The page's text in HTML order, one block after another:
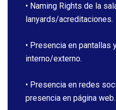
• Naming Rights de la
lanyards/acreditaciones.
• Presencia en pantallas
interno/externo.
• Presencia en redes
presencia en página web.